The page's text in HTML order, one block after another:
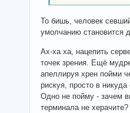
То бишь, человек
умолчанию становится
Ах-ха ха, нацепить
точек зрения. Ещё
апеллируя хрен пойми
рискуя, просто в
Одно не пойму - зачем
терминала не херачите?